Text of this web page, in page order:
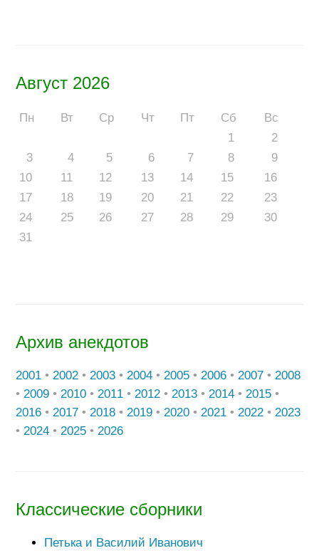
Август 2026
Пн Вт Ср Чт Пт Сб
Вс
1
2
3
4 5 6 7 8
9
10
11 12 13 14 15
16
17
18 19 20 21 22
23
24
25 26 27 28 29
30
31
Архив анекдотов
2001 • 2002 • 2003 • 2004 • 2005 • 2006 • 2007 • 2008
• 2009 • 2010 • 2011 • 2012 • 2013 • 2014 • 2015 •
2016 • 2017 • 2018 • 2019 • 2020 • 2021 • 2022 • 2023
• 2024 • 2025 • 2026
Классические сборники
Петька и Василий Иванович